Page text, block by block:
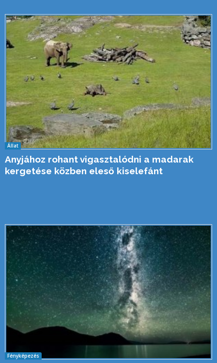
Állat
Anyjához rohant vigasztalódni a madarak
kergetése közben eleső kiselefánt
Fényképezés